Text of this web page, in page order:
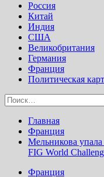
Россия
Китай
Индия
США
Великобритания
Германия
Франция
Политическая
Найти:
Главная
Франция
Мельникова упала
FIG World
Франция